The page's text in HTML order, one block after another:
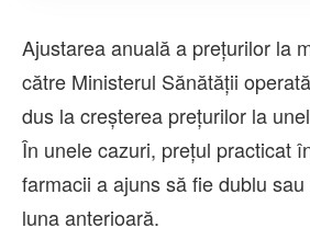
Ajustarea anuală a preţurilor la
către Ministerul Sănătăţii
dus la creșterea prețurilor la
În unele cazuri, prețul practicat
farmacii a ajuns să fie dublu
luna anterioară.